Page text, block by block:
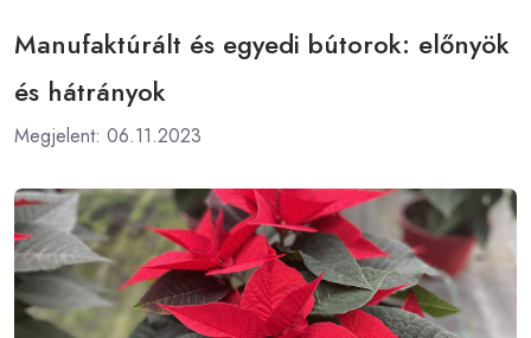
Manufaktúrált és egyedi bútorok: előnyök
és hátrányok
Megjelent: 06.11.2023